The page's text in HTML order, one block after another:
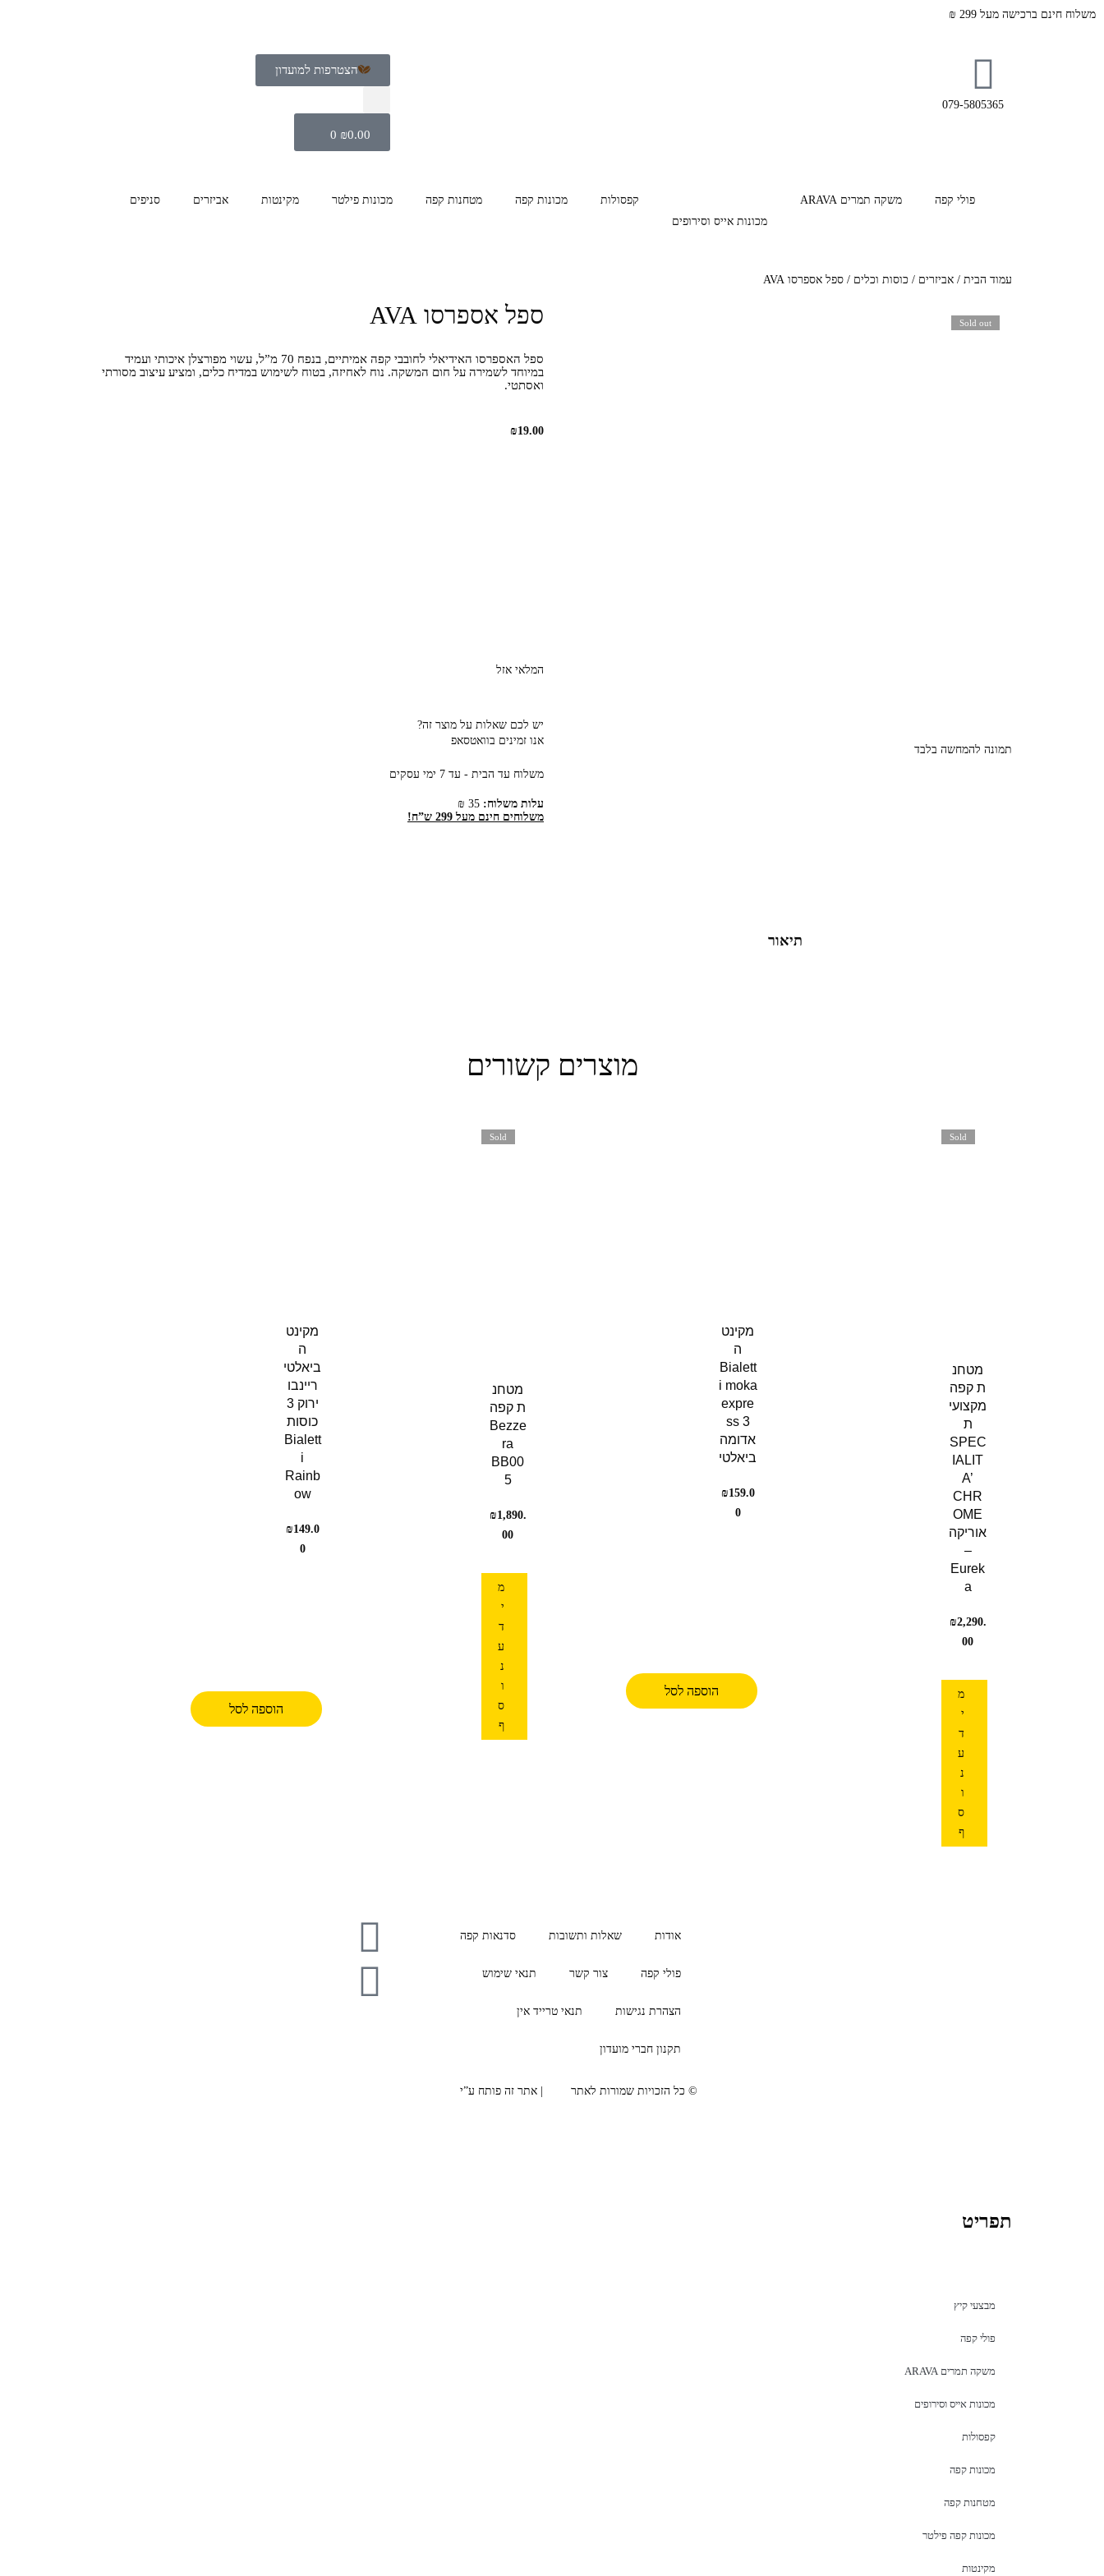
משלוח חינם ברכישה מעל 299 ₪
079-5805365
הצטרפות למועדון
₪0.00
0
פולי קפה
משקה תמרים ARAVA
מכונות אייס וסירופים
קפסולות מכונות קפה מטחנות קפה מכונות פילטר מקינטות אביזרים סניפים
עמוד הבית / אביזרים / כוסות וכלים / ספל אספרסו AVA
Sold out
תמונה להמחשה בלבד
ספל אספרסו AVA
ספל האספרסו האידיאלי לחובבי קפה אמיתיים, בנפח 70 מ”ל, עשוי מפורצלן איכותי ועמיד
במיוחד לשמירה על חום המשקה. נוח לאחיזה, בטוח לשימוש במדיח כלים, ומציע עיצוב מסורתי
ואסתטי.
₪19.00
המלאי אזל
יש לכם שאלות על מוצר זה?
אנו זמינים בוואטסאפ
משלוח עד הבית - עד 7 ימי עסקים
עלות משלוח:
משלוחים חינם מעל 299 ש”ח!
תיאור
מוצרים קשורים
Sold
מטחנ
ת קפה
מקצועי
ת
SPEC
IALIT
A’
CHR
OME
אוריקה
–
Eurek
a
₪2,290.
00
מ
י
ד
ע
נ
ו
ס
ף
מקינט
ה
Bialett
i moka
expre
ss 3
אדומה
ביאלטי
₪159.0
0
הוספה לסל
Sold
מטחנ
ת קפה
Bezze
ra
BB00
5
₪1,890.
00
מ
י
ד
ע
נ
ו
ס
ף
מקינט
ה
ביאלטי
ריינבו
ירוק 3
כוסות
Bialett
i
Rainb
ow
₪149.0
0
הוספה לסל
אודות שאלות ותשובות סדנאות קפה
פולי קפה צור קשר תנאי שימוש
הצהרת נגישות תנאי טרייד אין
תקנון חברי מועדון
© כל הזכויות שמורות לאתר | אתר זה פותח ע”י
תפריט
מבצעי קיץ
פולי קפה
משקה תמרים ARAVA
מכונות אייס וסירופים
קפסולות
מכונות קפה
מטחנות קפה
מכונות קפה פילטר
מקינטות